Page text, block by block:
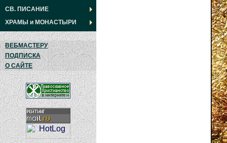
СВ. ПИСАНИЕ
ХРАМЫ и МОНАСТЫРИ
ВЕБМАСТЕРУ
ПОДПИСКА
О САЙТЕ